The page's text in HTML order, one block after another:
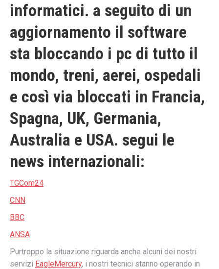
informatici. a seguito di un
aggiornamento il software
sta bloccando i pc di tutto il
mondo, treni, aerei, ospedali
e così via bloccati in Francia,
Spagna, UK, Germania,
Australia e USA. segui le
news internazionali:
TGCom24
CNN
BBC
ANSA
Purtroppo la situazione riguarda anche alcuni dei nostri
servizi EagleMercury, i nostri tecnici stanno operando in